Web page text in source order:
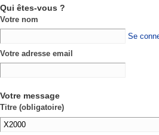
Qui êtes-vous ?
Votre nom
Se
Votre adresse email
Votre message
Titre (obligatoire)